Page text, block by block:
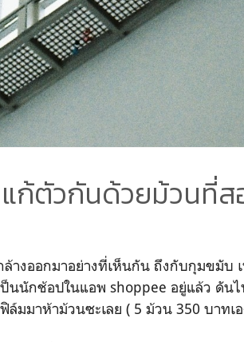
แก้ตัวกันด้วยม้วนที่ส
างออกมาอย่างที่เห็นกัน ถึงกับกุมขมับ
ป็นนักช้อปในแอพ shoppee อยู่แล้ว ดัน
ล์มมาห้าม้วนซะเลย ( 5 ม้วน 350 บาท